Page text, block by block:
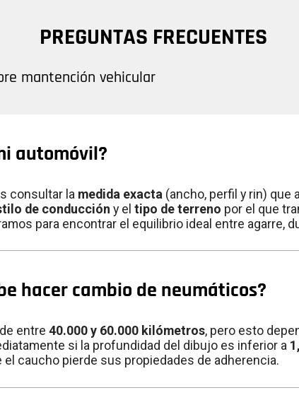
PREGUNTAS FRECUENTES
mantención vehicular
automóvil?
consultar la medida exacta (ancho, perfil y rin) que
de conducción y el tipo de terreno por el que
para encontrar el equilibrio ideal entre agarre,
hacer cambio de neumáticos?
entre 40.000 y 60.000 kilómetros, pero esto
si la profundidad del dibujo es inferior a
caucho pierde sus propiedades de adherencia.